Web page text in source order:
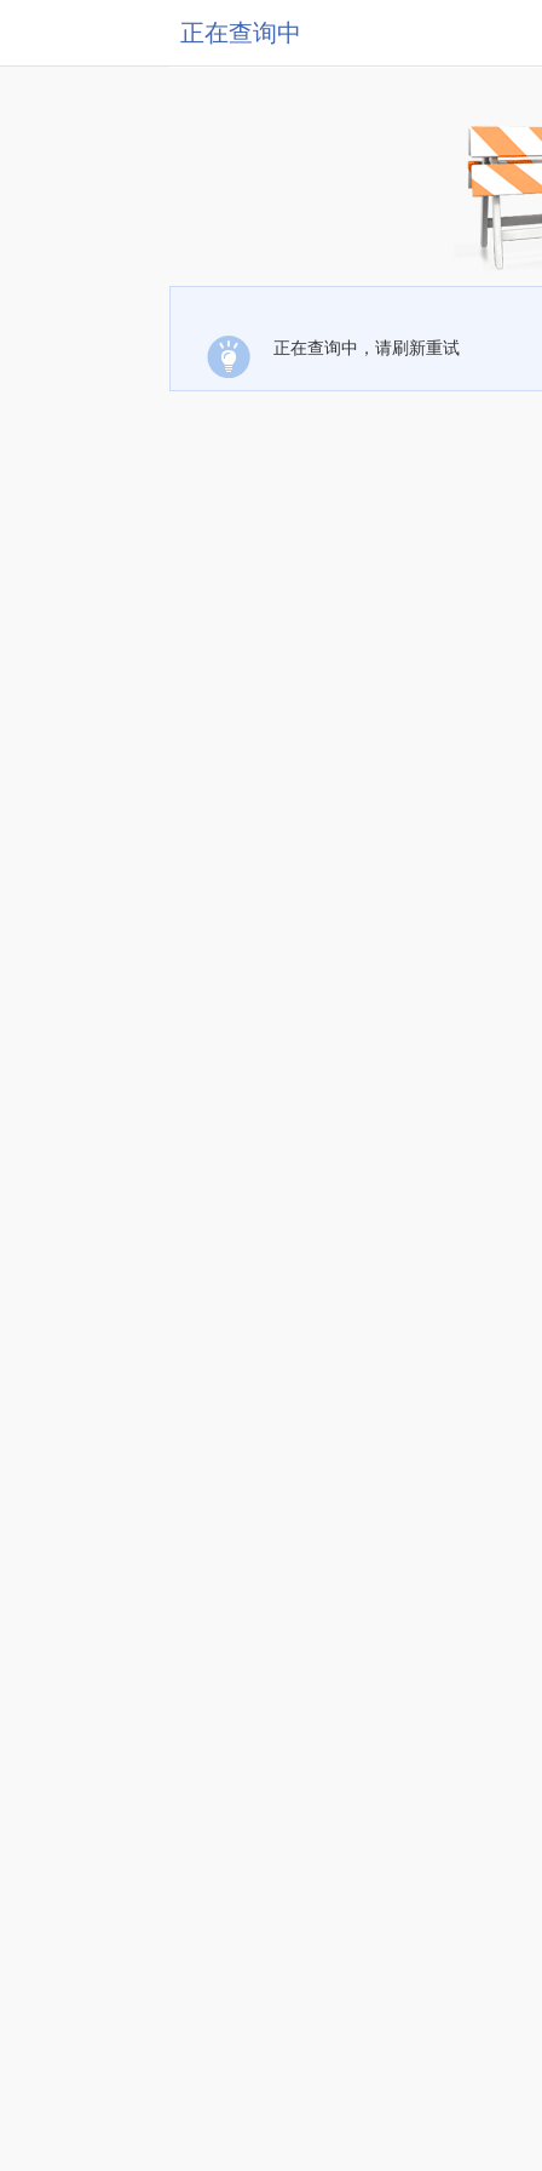
正在查询中
正在查询中，请刷新重试